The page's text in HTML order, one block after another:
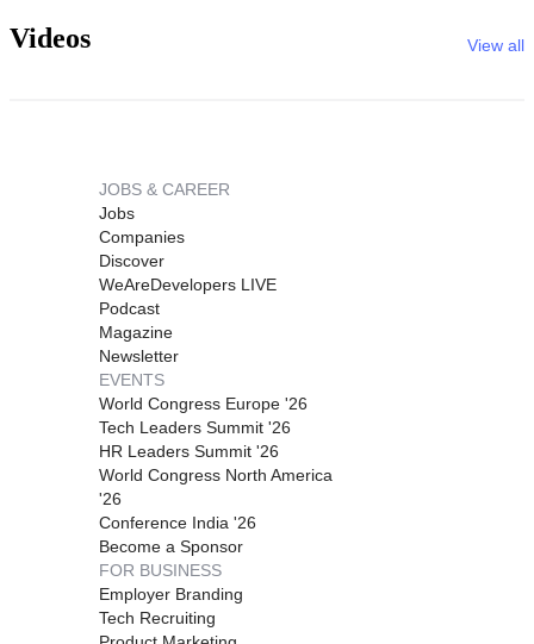
Videos View all
JOBS & CAREER
Jobs
Companies
Discover
WeAreDevelopers LIVE
Podcast
Magazine
Newsletter
EVENTS
World Congress Europe '26
Tech Leaders Summit '26
HR Leaders Summit '26
World Congress North America
'26
Conference India '26
Become a Sponsor
FOR BUSINESS
Employer Branding
Tech Recruiting